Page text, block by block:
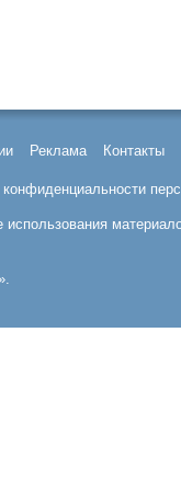
Реклама Контакты
конфиденциальности